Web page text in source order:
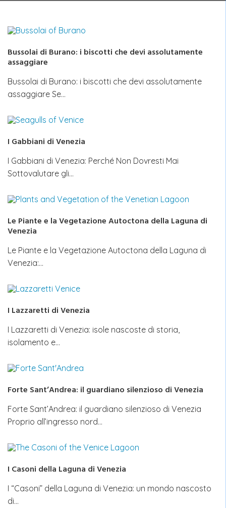
Bussolai di Burano: i biscotti che devi assolutamente
assaggiare
Bussolai di Burano: i biscotti che devi assolutamente
assaggiare Se…
I Gabbiani di Venezia
I Gabbiani di Venezia: Perché Non Dovresti Mai
Sottovalutare gli…
Le Piante e la Vegetazione Autoctona della Laguna di
Venezia
Le Piante e la Vegetazione Autoctona della Laguna di
Venezia:…
I Lazzaretti di Venezia
I Lazzaretti di Venezia: isole nascoste di storia,
isolamento e…
Forte Sant’Andrea: il guardiano silenzioso di Venezia
Forte Sant’Andrea: il guardiano silenzioso di Venezia
Proprio all’ingresso nord…
I Casoni della Laguna di Venezia
I “Casoni” della Laguna di Venezia: un mondo nascosto
di…